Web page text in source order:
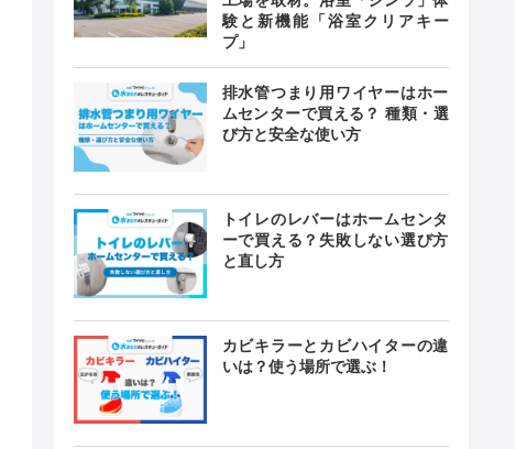
験と新機能「浴室クリアキー
プ」
排水管つまり用ワイヤーはホー
ムセンターで買える？ 種類・選
び方と安全な使い方
トイレのレバーはホームセンタ
ーで買える？失敗しない選び方
と直し方
カビキラーとカビハイターの違
いは？使う場所で選ぶ！